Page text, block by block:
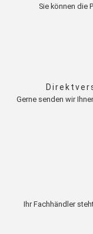
Sie können die
Gerne senden wir
Ihr Fachhändler